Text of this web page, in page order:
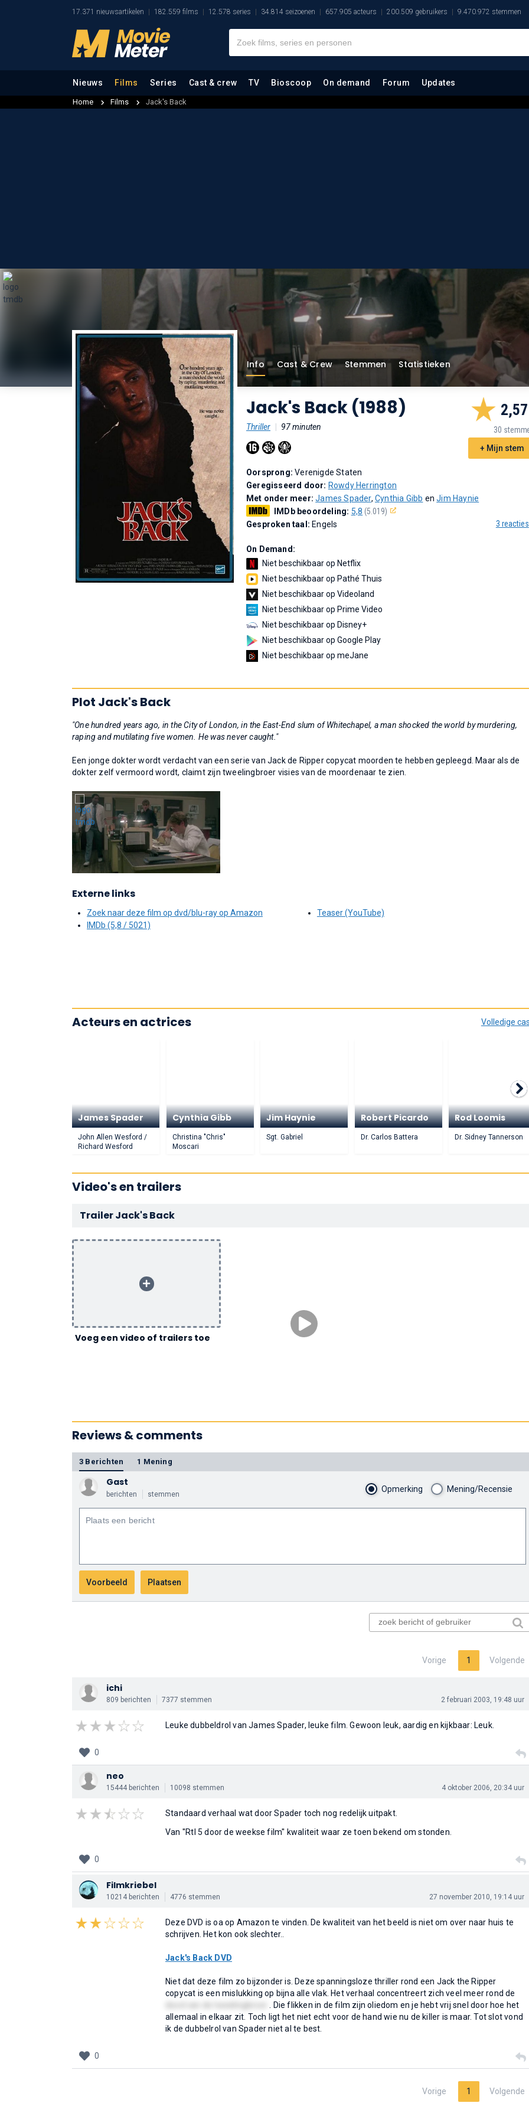
17.371 nieuwsartikelen 182.559 films 12.578 series 34.814 seizoenen 657.905 acteurs 200.509 gebruikers 9.470.972 stemmen
Nieuws Films Series Cast & crew TV Bioscoop On demand Forum Updates
Home Films Jack's Back
Info Cast & Crew Stemmen Statistieken
Jack's Back (1988)
Thriller 97 minuten
2,57
30
+ Mijn stem
3 reacties
Oorsprong:Verenigde Staten
Geregisseerd door: Rowdy Herrington
Met onder meer:James Spader,Cynthia Gibb enJim Haynie
IMDb beoordeling: 5,8 (5.019)
Gesproken taal: Engels
On Demand:
Niet beschikbaar op Netflix
Niet beschikbaar op Pathé Thuis
Niet beschikbaar op Videoland
Niet beschikbaar op Prime Video
Niet beschikbaar op Disney+
Niet beschikbaar op Google Play
Niet beschikbaar op meJane
Plot Jack's Back
"One hundred years ago, in the City of London, in the East-End slum of Whitechapel, a man shocked the world by murdering,
raping and mutilating five women. He was never caught."
Een jonge dokter wordt verdacht van een serie van Jack de Ripper copycat moorden te hebben gepleegd. Maar als de
dokter zelf vermoord wordt, claimt zijn tweelingbroer visies van de moordenaar te zien.
Externe links
Zoek naar deze film op dvd/blu-ray op Amazon
IMDb (5,8 / 5021)
Teaser (YouTube)
Volledige
Acteurs en actrices
James Spader
John Allen Wesford /
Richard Wesford
Cynthia Gibb
Christina "Chris"
Moscari
Jim Haynie
Sgt. Gabriel
Robert Picardo
Dr. Carlos Battera
Rod Loomis
Dr. Sidney Tannerson
Video's en trailers
Trailer Jack's Back
Voeg een video of trailers toe
Reviews & comments
3 Berichten 1 Mening
Gast
berichten stemmen
Opmerking Mening/Recensie
Vorige 1 Volgende
ichi
809 berichten 7377 stemmen 2 februari 2003, 19:48 uur
Leuke dubbeldrol van James Spader, leuke film. Gewoon leuk, aardig en kijkbaar: Leuk.
0
neo
15444 berichten 10098 stemmen 4 oktober 2006, 20:34 uur
Standaard verhaal wat door Spader toch nog redelijk uitpakt.
Van ''Rtl 5 door de weekse film'' kwaliteit waar ze toen bekend om stonden.
0
Filmkriebel
10214 berichten 4776 stemmen 27 november 2010, 19:14 uur
Deze DVD is oa op Amazon te vinden. De kwaliteit van het beeld is niet om over naar huis te
schrijven. Het kon ook slechter..
Jack's Back DVD
Niet dat deze film zo bijzonder is. Deze spanningsloze thriller rond een Jack the Ripper
copycat is een mislukking op bijna alle vlak. Het verhaal concentreert zich veel meer rond de
. Die flikken in de film zijn oliedom en je hebt vrij snel door hoe het
allemaal in elkaar zit. Toch ligt het niet echt voor de hand wie nu de killer is maar. Tot slot vond
ik de dubbelrol van Spader niet al te best.
0
Vorige 1 Volgende